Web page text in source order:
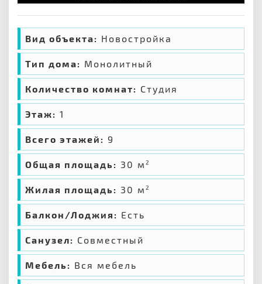
Вид объекта: Новостройка
Тип дома: Монолитный
Количество комнат: Студия
Этаж: 1
Всего этажей: 9
Общая площадь: 30 м 2
Жилая площадь: 30 м 2
Балкон/Лоджия: Есть
Санузел: Совместный
Мебель: Вся мебель